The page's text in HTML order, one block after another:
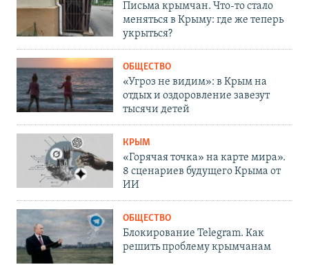
Письма крымчан. Что-то стало
меняться в Крыму: где же теперь
укрыться?
ОБЩЕСТВО
«Угроз не видим»: в Крым на
отдых и оздоровление завезут
тысячи детей
КРЫМ
«Горячая точка» на карте мира».
8 сценариев будущего Крыма от
ИИ
ОБЩЕСТВО
Блокирование Telegram. Как
решить проблему крымчанам